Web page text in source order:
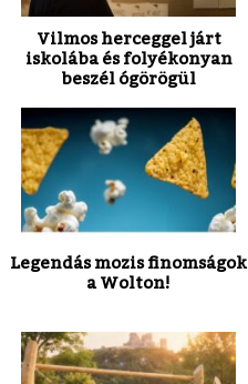
Vilmos herceggel járt
iskolába és folyékonyan
beszél ógörögül
Legendás mozis finomságok
a Wolton!